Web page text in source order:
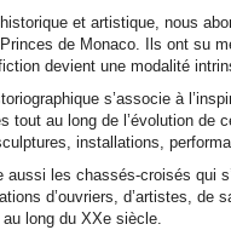
et artistique, nous
de Monaco. Ils ont su
devient une modalité
s’associe à
tout au long de l’évolution
installations,
aussi les chassés-croisés qui
d’ouvriers, d’artistes, de
long du XXe siècle.